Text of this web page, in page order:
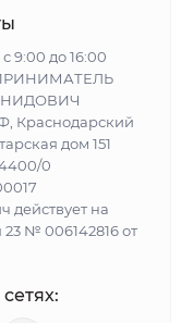
9:00 до 16:00
Краснодарский
дом 151
0
действует на
№ 006142816 от